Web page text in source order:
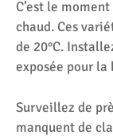
C’est le
chaud. Ces
de 20°C.
exposée pour la
Surveillez de
manquent de